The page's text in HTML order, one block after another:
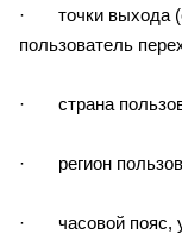
· точки выхода
пользователь
· страна
· регион
· часовой пояс,